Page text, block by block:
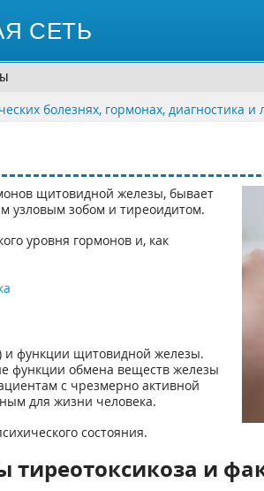
СЕТЬ
болезнях, гормонах, диагностика и
щитовидной железы, бывает
узловым зобом и тиреоидитом.
уровня гормонов и, как
и функции щитовидной железы.
функции обмена веществ железы
с чрезмерно активной
для жизни человека.
состояния.
и